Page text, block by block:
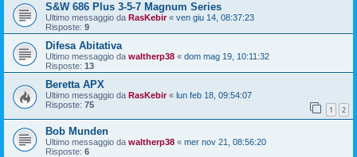
S&W 686 Plus 3-5-7 Magnum Series
Ultimo messaggio da RasKebir« ven giu 14, 08:37:23
Risposte: 9
Difesa Abitativa
Ultimo messaggio da waltherp38 « dom mag 19, 10:11:32
Risposte: 13
Beretta APX
Ultimo messaggio da RasKebir« lun feb 18, 09:54:07
Risposte: 75 1 2
Bob Munden
Ultimo messaggio da waltherp38 « mer nov 21, 08:56:20
Risposte: 6